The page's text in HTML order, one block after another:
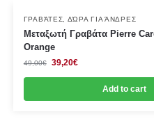
ΓΡΑΒΆΤΕΣ ΔΏΡΑ ΓΙΑ ΆΝΔΡΕΣ
Μεταξωτή Γραβάτα Pierre
Orange
49,00€ 39,20€
Add to cart